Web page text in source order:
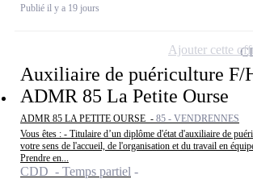
Publié il y a 19 jours
Auxiliaire de puériculture F/
ADMR 85 La Petite Ourse
ADMR 85 LA PETITE OURSE - 85 - VENDRENNES
Vous êtes : - Titulaire d’un diplôme d'état d'auxiliaire de
votre sens de l'accueil, de l'organisation et du travail en
Prendre en...
CDD - Temps partiel
Ajouter cette